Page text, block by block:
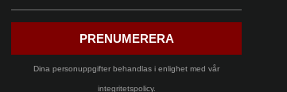
PRENUMERERA
Dina personuppgifter behandlas i enlighet med vår
integritetspolicy.